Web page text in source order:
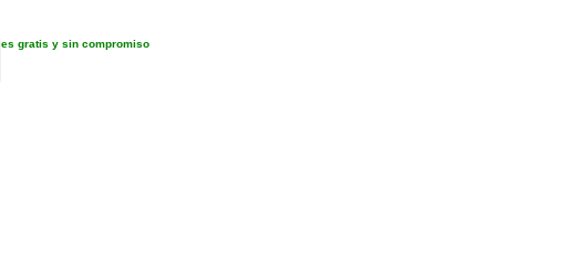
es gratis y sin compromiso